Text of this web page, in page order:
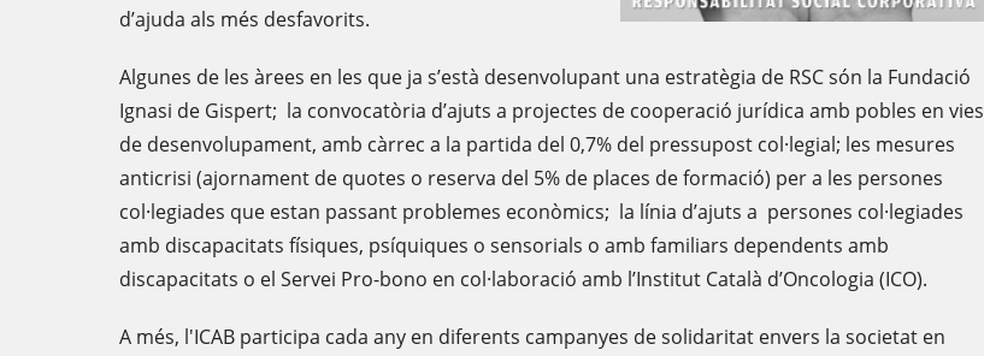
d’ajuda als més desfavorits.
Algunes de les àrees en les que ja s’està desenvolupant una estratègia de RSC són la Fundació
Ignasi de Gispert; la convocatòria d’ajuts a projectes de cooperació jurídica amb pobles en vies
de desenvolupament, amb càrrec a la partida del 0,7% del pressupost col·legial; les mesures
anticrisi (ajornament de quotes o reserva del 5% de places de formació) per a les persones
col·legiades que estan passant problemes econòmics; la línia d’ajuts a persones col·legiades
amb discapacitats físiques, psíquiques o sensorials o amb familiars dependents amb
discapacitats o el Servei Pro-bono en col·laboració amb l’Institut Català d’Oncologia (ICO).
A més, l'ICAB participa cada any en diferents campanyes de solidaritat envers la societat en